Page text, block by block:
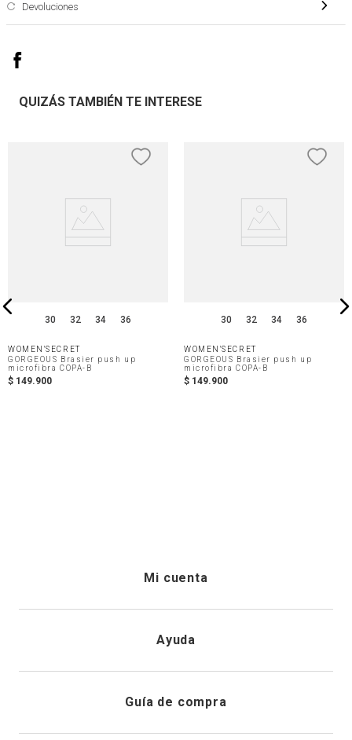
Devoluciones
QUIZÁS TAMBIÉN TE INTERESE
30 32 34 36
WOMEN'SECRET
GORGEOUS Brasier push up
microfibra COPA-B
$ 149.900
30 32 34 36
WOMEN'SECRET
GORGEOUS Brasier push up
microfibra COPA-B
$ 149.900
Mi cuenta
Registrarme
Ayuda
Guía de compra